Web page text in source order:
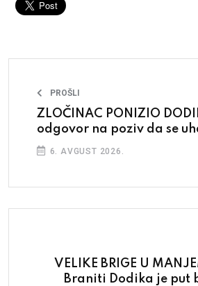
PROŠLI
ZLOČINAC PONIZIO
odgovor na poziv da se
6. AVGUST 2026.
VELIKE BRIGE U
Braniti Dodika je put